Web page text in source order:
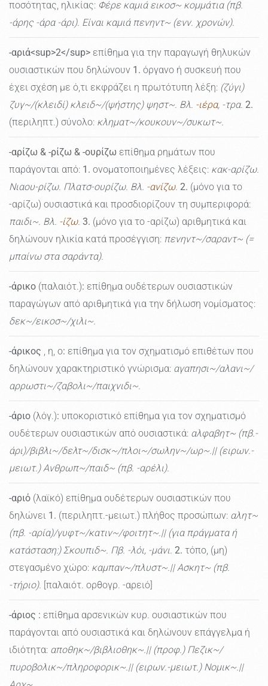
ποσότητας, ηλικίας: Φέρε καμιά εικοσ~ κομμάτια (πβ.
-άρης -άρα -άρι). Είναι καμιά πενηντ~ (ενν. χρονών).
-αριά<sup>2</sup> επίθημα για την παραγωγή θηλυκών
ουσιαστικών που δηλώνουν 1. όργανο ή συσκευή που
έχει σχέση με ό,τι εκφράζει η πρωτότυπη λέξη: (ζύγι)
ζυγ~/(κλειδί) κλειδ~/(ψήστης) ψηστ~. Βλ. -ιέρα, -τρα. 2.
(περιληπτ.) σύνολο: κληματ~/κουκουν~/συκωτ~.
-αρίζω & -ρίζω & -ουρίζω επίθημα ρημάτων που
παράγονται από: 1. ονοματοποιημένες λέξεις: κακ-αρίζω.
Νιαου-ρίζω. Πλατσ-ουρίζω. Βλ. -ανίζω. 2. (μόνο για το
-αρίζω) ουσιαστικά και προσδιορίζουν τη συμπεριφορά:
παιδι~. Βλ. -ίζω. 3. (μόνο για το -αρίζω) αριθμητικά και
δηλώνουν ηλικία κατά προσέγγιση: πενηντ~/σαραντ~ (=
μπαίνω στα σαράντα).
-άρικο (παλαιότ.): επίθημα ουδέτερων ουσιαστικών
παραγώγων από αριθμητικά για την δήλωση νομίσματος:
δεκ~/εικοσ~/χιλι~.
-άρικος , η, ο: επίθημα για τον σχηματισμό επιθέτων που
δηλώνουν χαρακτηριστικό γνώρισμα: αγαπησι~/αλανι~/
αρρωστι~/ζαβολι~/παιχνιδι~.
-άριο (λόγ.): υποκοριστικό επίθημα για τον σχηματισμό
ουδέτερων ουσιαστικών από ουσιαστικά: αλφαβητ~ (πβ.-
άρι)/βιβλι~/δελτ~/δισκ~/πλοι~/σωλην~/ωρ~.|| (ειρων.-
μειωτ.) Ανθρωπ~/παιδ~ (πβ. -αρέλι).
-αριό (λαϊκό) επίθημα ουδέτερων ουσιαστικών που
δηλώνει 1. (περιληπτ.-μειωτ.) πλήθος προσώπων: αλητ~
(πβ. -αρία)/γυφτ~/κατιν~/φοιτητ~.|| (για πράγματα ή
κατάσταση:) Σκουπιδ~. Πβ. -λόι, -μάνι. 2. τόπο, (μη)
στεγασμένο χώρο: καμπαν~/πλυστ~.|| Aσκητ~ (πβ.
-τήριο). [παλαιότ. ορθογρ. -αρειό]
-άριος : επίθημα αρσενικών κυρ. ουσιαστικών που
παράγονται από ουσιαστικά και δηλώνουν επάγγελμα ή
ιδιότητα: αποθηκ~/βιβλιοθηκ~.|| (προφ.) Πεζικ~/
πυροβολικ~/πληροφορικ~.|| (ειρων.-μειωτ.) Νομικ~.||